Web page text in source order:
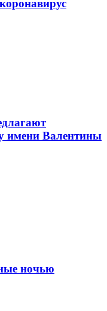
имени Валентины
ночью